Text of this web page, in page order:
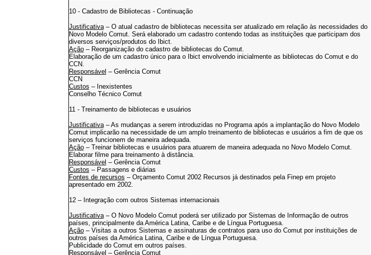
10 - Cadastro de Bibliotecas - Continuação
Justificativa– O atual cadastro de bibliotecas necessita ser atualizado em relação às necessidades do
Novo Modelo Comut. Será elaborado um cadastro contendo todas as instituições que participam dos
diversos serviços/produtos do Ibict.
Ação– Reorganização do cadastro de bibliotecas do Comut.
Elaboração de um cadastro único para o Ibict envolvendo inicialmente as bibliotecas do Comut e do
CCN.
Responsável – Gerência Comut
CCN
Custos – Inexistentes
Conselho Técnico Comut
11 - Treinamento de bibliotecas e usuários
Justificativa– As mudanças a serem introduzidas no Programa após a implantação do Novo Modelo
Comut implicarão na necessidade de um amplo treinamento de bibliotecas e usuários a fim de que os
serviços funcionem de maneira adequada.
Ação– Treinar bibliotecas e usuários para atuarem de maneira adequada no Novo Modelo Comut.
Elaborar filme para treinamento à distância.
Responsável – Gerência Comut
Custos – Passagens e diárias
Fontes de recursos – Orçamento Comut 2002 Recursos já destinados pela Finep em projeto
apresentado em 2002.
12 – Integração com outros Sistemas internacionais
Justificativa– O Novo Modelo Comut poderá ser utilizado por Sistemas de Informação de outros
países, principalmente da América Latina, Caribe e de Língua Portuguesa.
Ação– Visitas a outros Sistemas e assinaturas de contratos para uso do Comut por instituições de
outros países da América Latina, Caribe e de Língua Portuguesa.
Publicidade do Comut em outros países.
Responsável – Gerência Comut